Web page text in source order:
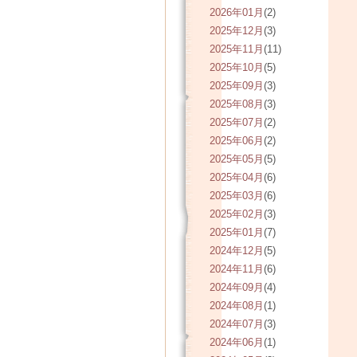
2026年01月 (2)
2025年12月 (3)
2025年11月 (11)
2025年10月 (5)
2025年09月 (3)
2025年08月 (3)
2025年07月 (2)
2025年06月 (2)
2025年05月 (5)
2025年04月 (6)
2025年03月 (6)
2025年02月 (3)
2025年01月 (7)
2024年12月 (5)
2024年11月 (6)
2024年09月 (4)
2024年08月 (1)
2024年07月 (3)
2024年06月 (1)